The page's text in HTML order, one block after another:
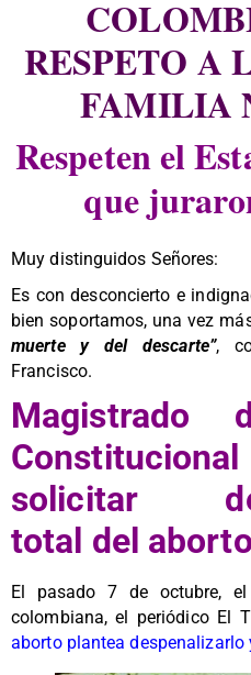
RESPETO A
FAMILIA
Respeten el
que
Muy distinguidos Señores:
Es con desconcierto e
bien soportamos, una vez
muerte y del descarte”,
Francisco.
solicitar
total del aborto
El pasado 7 de octubre,
colombiana, el periódico El
aborto plantea despenalizarlo